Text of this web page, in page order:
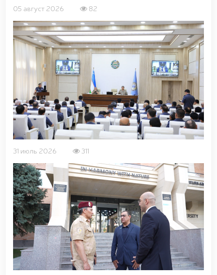
Олий Мажлиса участвовали доценты Университета
общественной безопасности Национальной
гвардии / / С учащимися "Темурбеклар мактаби"
Национальной гвардии проведено показательное
занятие на тему «Использование беспилотных
летательных аппаратов и их технические
характеристики» / / В Ташкентском Региональном
учебном центре Национальной гвардии прошел
республиканский научно-практический семинар на
тему «Перспективы применения беспилотных
летательных аппаратов в системе охраны
объектов» / / Общественный порядок и
безопасность граждан будут обеспечены во время
молитв в священный месяц Рамазан / /
05 август 2026 82
31 июль 2026 311